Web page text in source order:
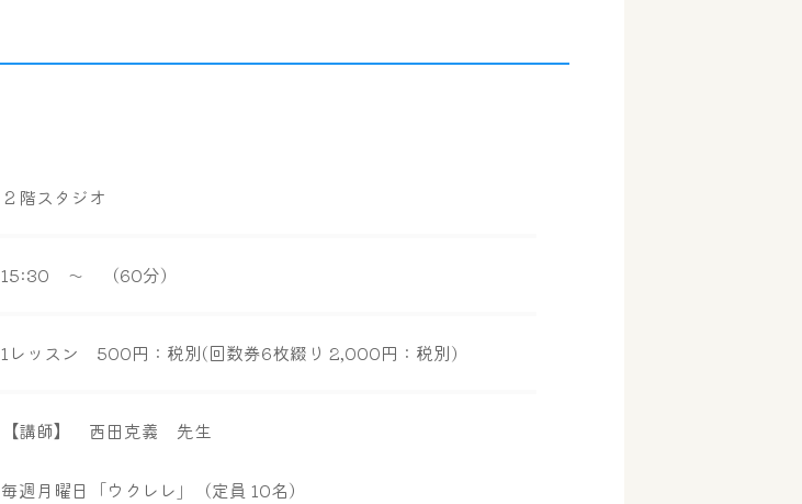
２階スタジオ
15:30 ～ （60分）
1レッスン 500円：税別(回数券6枚綴り 2,000円：税別)
【講師】 西田克義 先生
毎週月曜日「ウクレレ」（定員 10名）